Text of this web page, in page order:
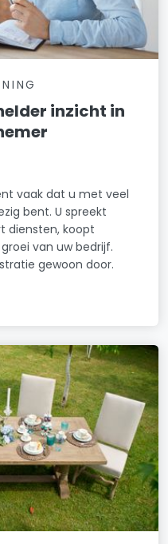
inzicht in
vaak dat u met veel
bent. U spreekt
diensten, koopt
van uw bedrijf.
gewoon door.